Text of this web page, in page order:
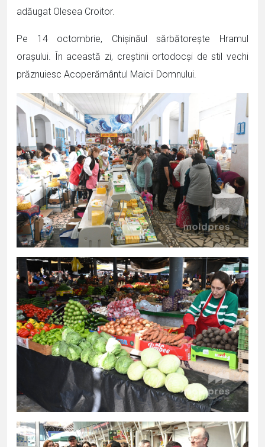
adăugat Olesea Croitor.
Pe 14 octombrie, Chișinăul sărbătorește Hramul
oraşului. În această zi, creştinii ortodocşi de stil vechi
prăznuiesc Acoperământul Maicii Domnului.